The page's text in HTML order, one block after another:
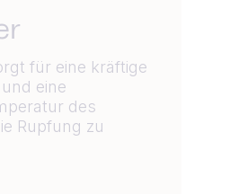
für eine kräftige
eine
des
Rupfung zu